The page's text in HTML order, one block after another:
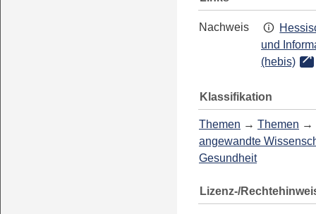
Nachweis
und
(hebis)
Klassifikation
Themen → Themen →
angewandte
Gesundheit
Lizenz-/